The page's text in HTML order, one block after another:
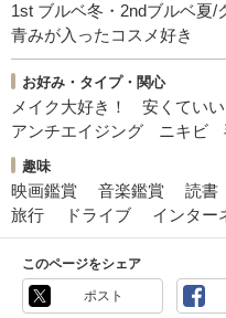
1st ブルベ冬・2ndブルベ夏/
青みが入ったコスメ好き
お好み・タイプ・関心
メイク大好き！ 安くてい
アンチエイジング
ニキビ
趣味
映画鑑賞 音楽鑑賞 読書
旅行
ドライブ インター
このページをシェア
ポスト